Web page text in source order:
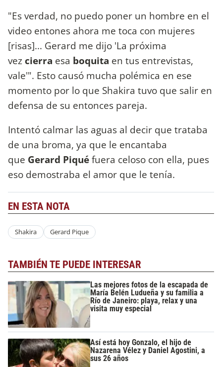
"Es verdad, no puedo poner un hombre en el
video entones ahora me toca con mujeres
[risas]... Gerard me dijo 'La próxima
vez cierra esa boquita en tus entrevistas,
vale'". Esto causó mucha polémica en ese
momento por lo que Shakira tuvo que salir en
defensa de su entonces pareja.
Intentó calmar las aguas al decir que trataba
de una broma, ya que le encantaba
que Gerard Piquéfuera celoso con ella, pues
eso demostraba el amor que le tenía.
EN ESTA NOTA
Shakira Gerard Pique
TAMBIÉN TE PUEDE INTERESAR
Las mejores fotos de la escapada de
María Belén Ludueña y su familia a
Río de Janeiro: playa, relax y una
visita muy especial
Así está hoy Gonzalo, el hijo de
Nazarena Vélez y Daniel Agostini, a
sus 26 años